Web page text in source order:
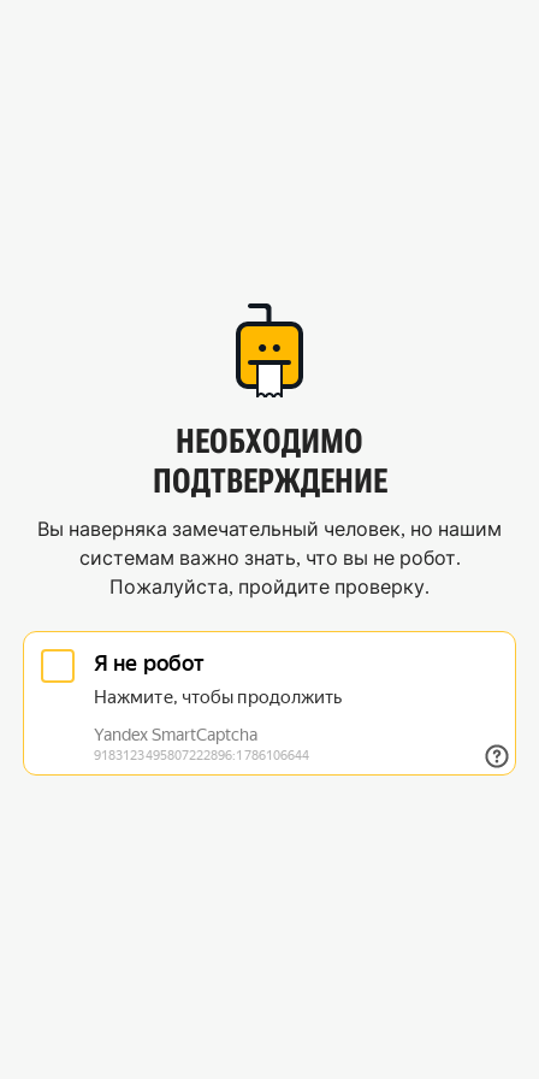
НЕОБХОДИМО
ПОДТВЕРЖДЕНИЕ
Вы наверняка замечательный человек, но нашим
системам важно знать, что вы не робот.
Пожалуйста, пройдите проверку.